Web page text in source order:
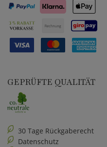
GEPRÜFTE QUALITÄT
30 Tage Rückgaberecht
Datenschutz